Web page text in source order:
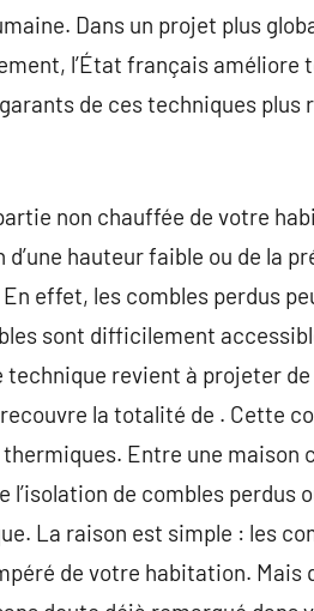
Dans un projet plus
l’État français
de ces techniques plus
non chauffée de votre
d’une hauteur faible ou de la
effet, les combles perdus
sont difficilement
technique revient à projeter
recouvre la totalité de . Cette
Entre une maison
l’isolation de combles perdus
La raison est simple : les
de votre habitation.